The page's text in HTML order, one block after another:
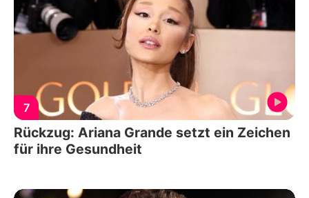
7
Rückzug: Ariana Grande setzt ein Zeichen
für ihre Gesundheit